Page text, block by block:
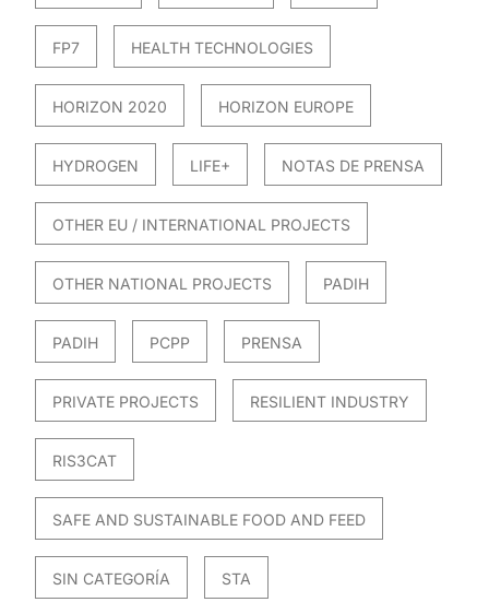
FP7 HEALTH TECHNOLOGIES
HORIZON 2020 HORIZON EUROPE
HYDROGEN LIFE+ NOTAS DE PRENSA
OTHER EU / INTERNATIONAL PROJECTS
OTHER NATIONAL PROJECTS PADIH
PADIH PCPP PRENSA
PRIVATE PROJECTS RESILIENT INDUSTRY
RIS3CAT
SAFE AND SUSTAINABLE FOOD AND FEED
SIN CATEGORÍA STA